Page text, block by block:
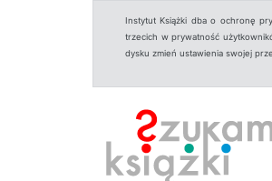
Instytut Książki dba o ochronę
trzecich w prywatność
dysku zmień ustawienia swojej